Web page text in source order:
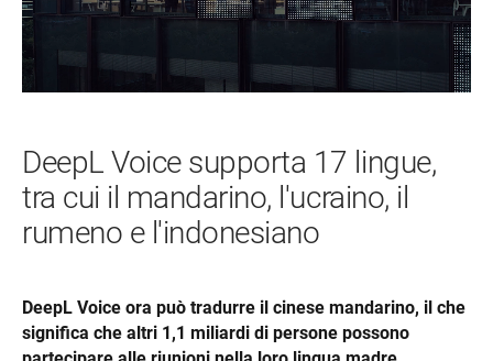
DeepL Voice supporta 17 lingue,
tra cui il mandarino, l'ucraino, il
rumeno e l'indonesiano
DeepL Voice ora può tradurre il cinese mandarino, il che
significa che altri 1,1 miliardi di persone possono